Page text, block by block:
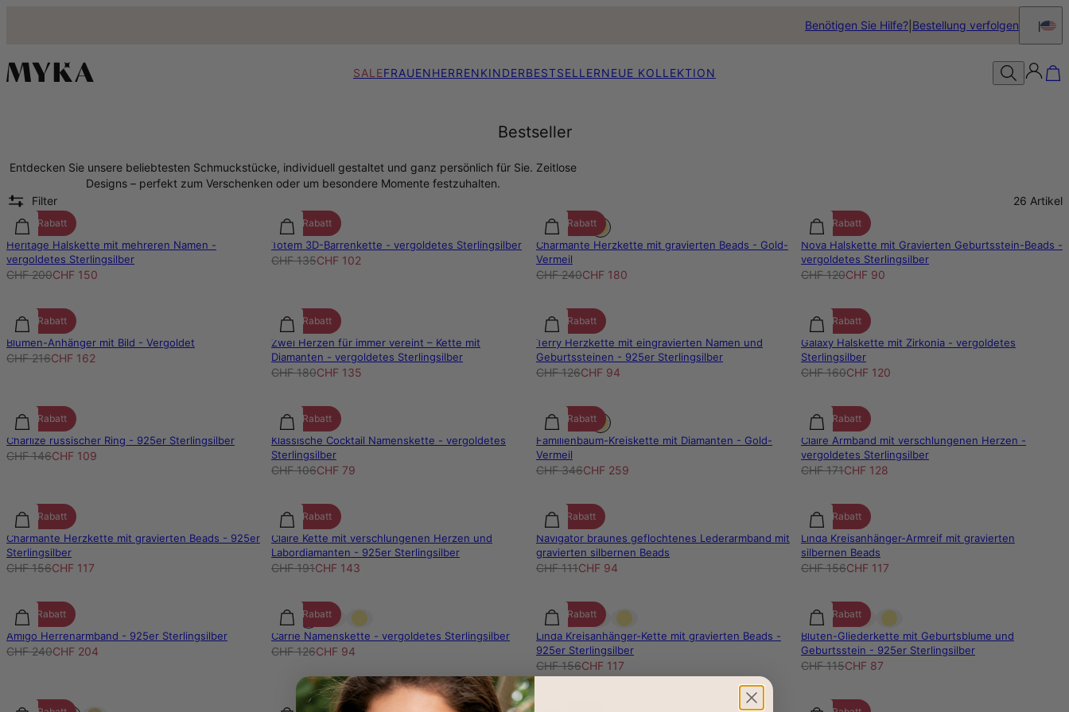
Benötigen Sie Hilfe? Bestellung verfolgen
SALEFRAUENHERRENKINDERBESTSELLERNEUE KOLLEKTION
Bestseller
Entdecken Sie unsere beliebtesten Schmuckstücke, individuell gestaltet und ganz persönlich für Sie. Zeitlose
Designs – perfekt zum Verschenken oder um besondere Momente festzuhalten.
Filter
26 Artikel
25% Rabatt
Heritage Halskette mit mehreren Namen -
vergoldetes Sterlingsilber
CHF 200CHF 150
25% Rabatt
Totem 3D-Barrenkette - vergoldetes Sterlingsilber
CHF 135CHF 102
25% Rabatt
Charmante Herzkette mit gravierten Beads - Gold-
Vermeil
CHF 240CHF 180
25% Rabatt
Nova Halskette mit Gravierten Geburtsstein-Beads -
vergoldetes Sterlingsilber
CHF 120CHF 90
25% Rabatt
Blumen-Anhänger mit Bild - Vergoldet
CHF 216CHF 162
25% Rabatt
Zwei Herzen für immer vereint – Kette mit
Diamanten - vergoldetes Sterlingsilber
CHF 180CHF 135
25% Rabatt
Terry Herzkette mit eingravierten Namen und
Geburtssteinen - 925er Sterlingsilber
CHF 126CHF 94
25% Rabatt
Galaxy Halskette mit Zirkonia - vergoldetes
Sterlingsilber
CHF 160CHF 120
25% Rabatt
Charlize russischer Ring - 925er Sterlingsilber
CHF 146CHF 109
25% Rabatt
Klassische Cocktail Namenskette - vergoldetes
Sterlingsilber
CHF 106CHF 79
25% Rabatt
Familienbaum-Kreiskette mit Diamanten - Gold-
Vermeil
CHF 346CHF 259
25% Rabatt
Claire Armband mit verschlungenen Herzen -
vergoldetes Sterlingsilber
CHF 171CHF 128
25% Rabatt
Charmante Herzkette mit gravierten Beads - 925er
Sterlingsilber
CHF 156CHF 117
25% Rabatt
Claire Kette mit verschlungenen Herzen und
Labordiamanten - 925er Sterlingsilber
CHF 191CHF 143
15% Rabatt
Navigator braunes geflochtenes Lederarmband mit
gravierten silbernen Beads
CHF 111CHF 94
25% Rabatt
Linda Kreisanhänger-Armreif mit gravierten
silbernen Beads
CHF 156CHF 117
15% Rabatt
Amigo Herrenarmband - 925er Sterlingsilber
CHF 240CHF 204
25% Rabatt
Carrie Namenskette - vergoldetes Sterlingsilber
CHF 126CHF 94
25% Rabatt
Linda Kreisanhänger-Kette mit gravierten Beads -
925er Sterlingsilber
CHF 156CHF 117
25% Rabatt
Blüten-Gliederkette mit Geburtsblume und
Geburtsstein - 925er Sterlingsilber
CHF 115CHF 87